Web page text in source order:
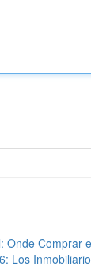
Onde Comprar
Los